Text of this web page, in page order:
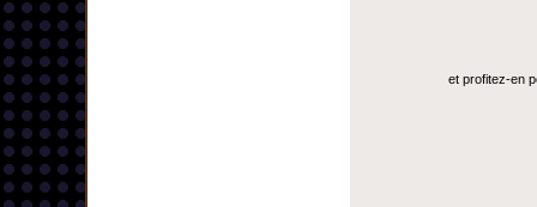
et profitez-en